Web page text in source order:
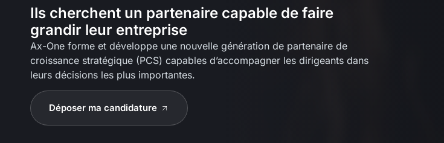
Ils cherchent un partenaire capable de faire
grandir leur entreprise
Ax-One forme et développe une nouvelle génération de partenaire de
croissance stratégique (PCS) capables d’accompagner les dirigeants dans
leurs décisions les plus importantes.
Déposer ma candidature